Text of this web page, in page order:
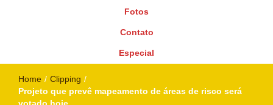
Fotos
Contato
Especial
Home / Clipping /
Projeto que prevê mapeamento de áreas de risco será